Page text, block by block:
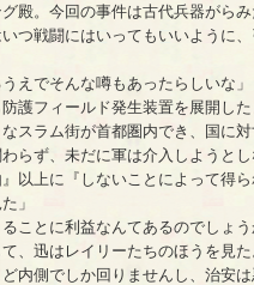
グ殿。今回の事件は古代兵器がらみ
つ戦闘にはいってもいいように
うえでそんな噂もあったらしいな」
護フィールド発生装置を展開した
なスラム街が首都圏内でき、国に
わらず、未だに軍は介入しようと
』以上に『しないことによって得
」
ることに利益なんてあるのでしょう
、迅はレイリーたちのほうを見た
ど内側でしか回りませんし、治安